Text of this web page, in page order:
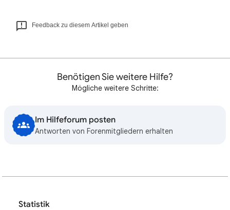
Feedback zu diesem Artikel geben
Benötigen Sie weitere Hilfe?
Mögliche weitere Schritte:
Im Hilfeforum posten
Antworten von Forenmitgliedern erhalten
Statistik